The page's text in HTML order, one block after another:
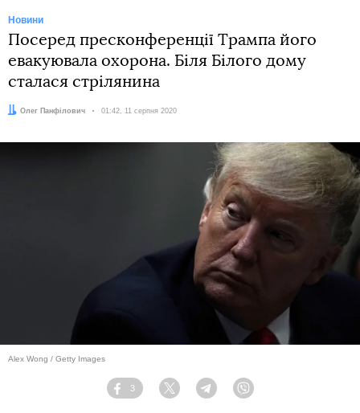
Новини
Посеред пресконференції Трампа його
евакуювала охорона. Біля Білого дому
сталася стрілянина
Автор:
Олег Панфілович Дата:
01:42, 11 серпня 2020
Alex Wong / Getty Images
Facebook
3
Twitter TelegramViber